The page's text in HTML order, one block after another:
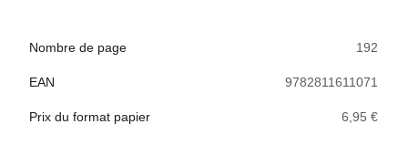
Nombre de page 192
EAN 9782811611071
Prix du format papier 6,95 €